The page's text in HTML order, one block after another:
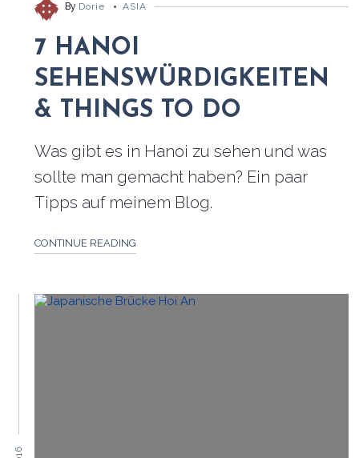
By Dorie ASIA
7 HANOI
SEHENSWÜRDIGKEITEN
& THINGS TO DO
Was gibt es in Hanoi zu sehen und was
sollte man gemacht haben? Ein paar
Tipps auf meinem Blog.
CONTINUE READING